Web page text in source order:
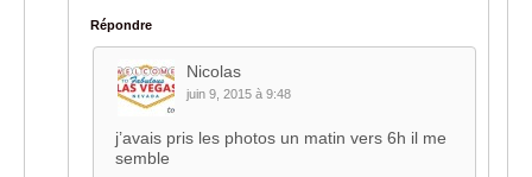
Répondre
Nicolas
juin 9, 2015 à 9:48
j’avais pris les photos un matin vers 6h il me
semble